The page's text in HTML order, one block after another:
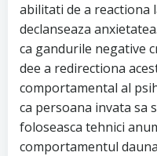
abilitati de a reactiona
declanseaza
ca gandurile negative
dee a redirectiona
comportamental al
ca persoana invata sa
foloseasca tehnici
comportamentul